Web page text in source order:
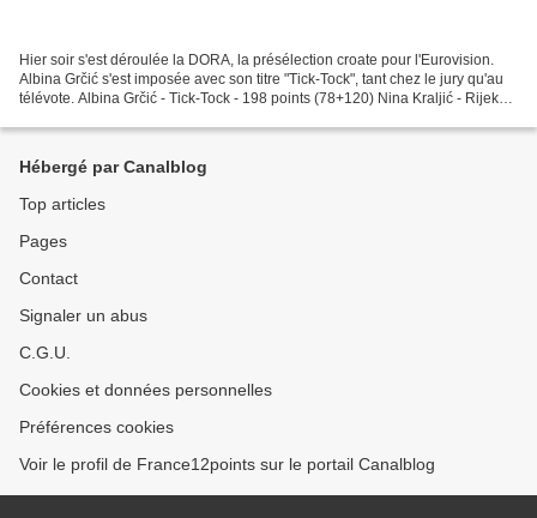
Hier soir s'est déroulée la DORA, la présélection croate pour l'Eurovision.
Albina Grčić s'est imposée avec son titre "Tick-Tock", tant chez le jury qu'au
télévote. Albina Grčić - Tick-Tock - 198 points (78+120) Nina Kraljić - Rijeka -
Hébergé par Canalblog
Top articles
Pages
Contact
Signaler un abus
C.G.U.
Cookies et données personnelles
Préférences cookies
Voir le profil de France12points sur le portail Canalblog